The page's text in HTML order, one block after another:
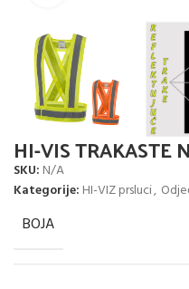
HI-VIS TRAKASTE
SKU: N/A
Kategorije: HI-VIZ prsluci,
BOJA